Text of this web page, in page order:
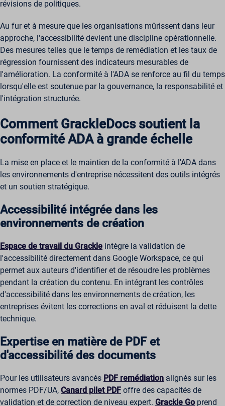
révisions de politiques.
Au fur et à mesure que les organisations mûrissent dans leur
approche, l'accessibilité devient une discipline opérationnelle.
Des mesures telles que le temps de remédiation et les taux de
régression fournissent des indicateurs mesurables de
l'amélioration. La conformité à l'ADA se renforce au fil du temps
lorsqu'elle est soutenue par la gouvernance, la responsabilité et
l'intégration structurée.
Comment GrackleDocs soutient la
conformité ADA à grande échelle
La mise en place et le maintien de la conformité à l'ADA dans
les environnements d'entreprise nécessitent des outils intégrés
et un soutien stratégique.
Accessibilité intégrée dans les
environnements de création
Espace de travail du Grackle intègre la validation de
l'accessibilité directement dans Google Workspace, ce qui
permet aux auteurs d'identifier et de résoudre les problèmes
pendant la création du contenu. En intégrant les contrôles
d'accessibilité dans les environnements de création, les
entreprises évitent les corrections en aval et réduisent la dette
technique.
Expertise en matière de PDF et
d'accessibilité des documents
Pour les utilisateurs avancés PDF remédiation alignés sur les
normes PDF/UA, Canard pilet PDF offre des capacités de
validation et de correction de niveau expert. Grackle Go prend